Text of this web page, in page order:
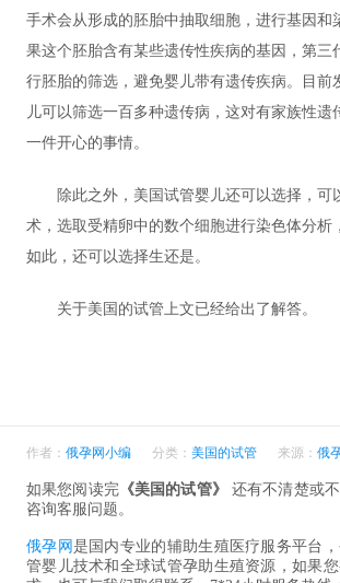
手术会从形成的胚胎中抽取细胞，进行基因和
果这个胚胎含有某些遗传性疾病的基因，第三
行胚胎的筛选，避免婴儿带有遗传疾病。目前
儿可以筛选一百多种遗传病，这对有家族性遗
一件开心的事情。
除此之外，美国试管婴儿还可以选择，可
术，选取受精卵中的数个细胞进行染色体分析
如此，还可以选择生还是。
关于美国的试管上文已经给出了解答。
作者： 俄孕网小编 分类： 美国的试管 来源： 俄
如果您阅读完《美国的试管》
还有不清楚或
咨询客服问题。
俄孕网 是国内专业的辅助生殖医疗服务平台
管婴儿技术和全球试管孕助生殖资源，如果